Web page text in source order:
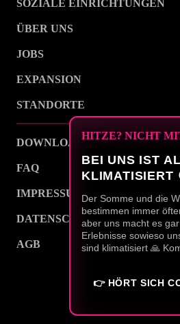
SOZIALE EINRICHTUNGEN
ÜBER UNS
JOBS
EXPANSION
STANDORTE
DOWNLOAD
FAQ
IMPRESSUM
DATENSCHUTZ
AGB
built with
HITZE? NICHT
BEI UNS IST
KLIMATISIERT
Der Somme und die
bestimmen immer
aber uns macht es
Erlebnisse sowieso
sind klimatisiert 🙏
👉 HÖRT SICH